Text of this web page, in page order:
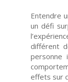
Entendre
un défi
différent
personne
effets sur